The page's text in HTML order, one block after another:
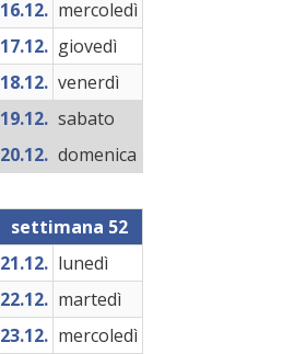
16.12. mercoledì
17.12. giovedì
18.12. venerdì
19.12. sabato
20.12. domenica
settimana 52
21.12. lunedì
22.12. martedì
23.12. mercoledì